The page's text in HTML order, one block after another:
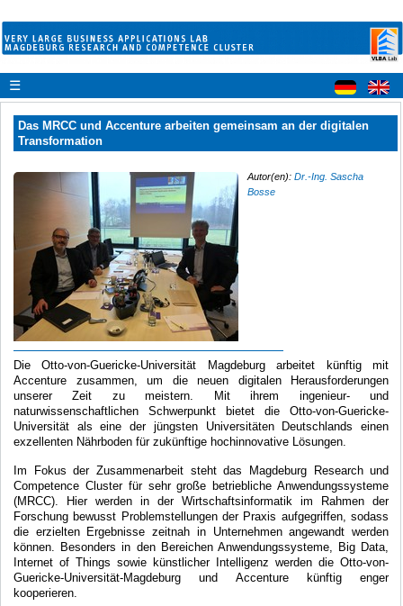
☰
Das MRCC und Accenture arbeiten gemeinsam an der digitalen
Transformation
Autor(en): Dr.-Ing. Sascha
Bosse
Die Otto-von-Guericke-Universität Magdeburg arbeitet künftig mit
Accenture zusammen, um die neuen digitalen Herausforderungen
unserer Zeit zu meistern. Mit ihrem ingenieur- und
naturwissenschaftlichen Schwerpunkt bietet die Otto-von-Guericke-
Universität als eine der jüngsten Universitäten Deutschlands einen
exzellenten Nährboden für zukünftige hochinnovative Lösungen.
Im Fokus der Zusammenarbeit steht das Magdeburg Research und
Competence Cluster für sehr große betriebliche Anwendungssysteme
(MRCC). Hier werden in der Wirtschaftsinformatik im Rahmen der
Forschung bewusst Problemstellungen der Praxis aufgegriffen, sodass
die erzielten Ergebnisse zeitnah in Unternehmen angewandt werden
können. Besonders in den Bereichen Anwendungssysteme, Big Data,
Internet of Things sowie künstlicher Intelligenz werden die Otto-von-
Guericke-Universität-Magdeburg und Accenture künftig enger
kooperieren.